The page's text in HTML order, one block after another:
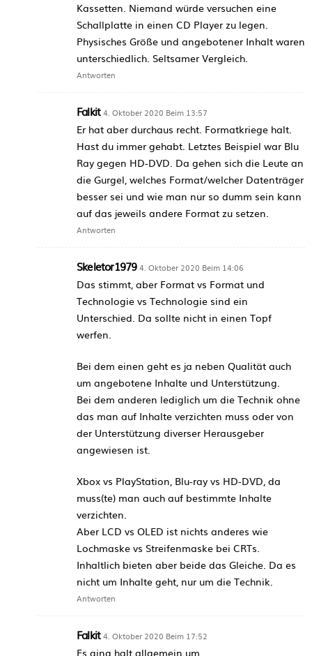
Kassetten. Niemand würde versuchen eine
Schallplatte in einen CD Player zu legen.
Physisches Größe und angebotener Inhalt waren
unterschiedlich. Seltsamer Vergleich.
Antworten
Falkit 4. Oktober 2020 Beim 13:57
Er hat aber durchaus recht. Formatkriege halt.
Hast du immer gehabt. Letztes Beispiel war Blu
Ray gegen HD-DVD. Da gehen sich die Leute an
die Gurgel, welches Format/welcher Datenträger
besser sei und wie man nur so dumm sein kann
auf das jeweils andere Format zu setzen.
Antworten
Skeletor1979 4. Oktober 2020 Beim 14:06
Das stimmt, aber Format vs Format und
Technologie vs Technologie sind ein
Unterschied. Da sollte nicht in einen Topf
werfen.
Bei dem einen geht es ja neben Qualität auch
um angebotene Inhalte und Unterstützung.
Bei dem anderen lediglich um die Technik ohne
das man auf Inhalte verzichten muss oder von
der Unterstützung diverser Herausgeber
angewiesen ist.
Xbox vs PlayStation, Blu-ray vs HD-DVD, da
muss(te) man auch auf bestimmte Inhalte
verzichten.
Aber LCD vs OLED ist nichts anderes wie
Lochmaske vs Streifenmaske bei CRTs.
Inhaltlich bieten aber beide das Gleiche. Da es
nicht um Inhalte geht, nur um die Technik.
Antworten
Falkit 4. Oktober 2020 Beim 17:52
Es ging halt allgemein um